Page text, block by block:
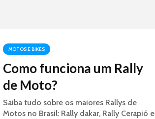
MOTOS E BIKES
Como funciona um Rally
de Moto?
Saiba tudo sobre os maiores Rallys de
Motos no Brasil: Rally dakar, Rally Cerapió e